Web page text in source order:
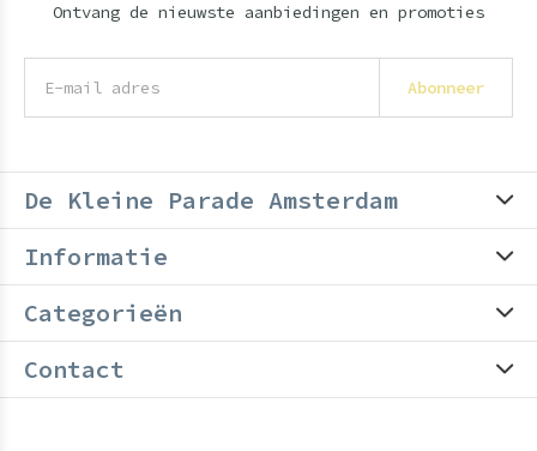
Ontvang de nieuwste aanbiedingen en promoties
Abonneer
De Kleine Parade Amsterdam
Informatie
Categorieën
Contact